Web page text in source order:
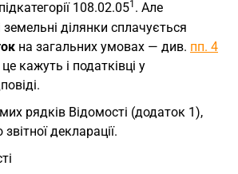
108.02.051 . Але
земельні ділянки сплачується
на загальних умовах — див. пп. 4
кажуть і податківці у
рядків Відомості (додаток 1),
декларації.